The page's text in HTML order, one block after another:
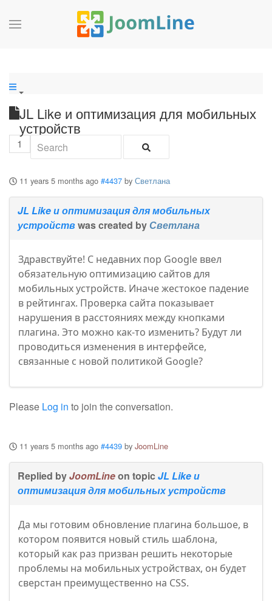
JL Like и оптимизация для мобильных
устройств
1
11 years 5 months ago #4437 by Светлана
JL Like и оптимизация для мобильных
устройствwas created byСветлана
Здравствуйте! С недавних пор Google ввел
обязательную оптимизацию сайтов для
мобильных устройств. Иначе жестокое падение
в рейтингах. Проверка сайта показывает
нарушения в расстояниях между кнопками
плагина. Это можно как-то изменить? Будут ли
проводиться изменения в интерфейсе,
связанные с новой политикой Google?
Please Log in to join the conversation.
11 years 5 months ago #4439 by JoomLine
Replied byJoomLineon topic JL Like и
оптимизация для мобильных устройств
Да мы готовим обновление плагина большое, в
котором появится новый стиль шаблона,
который как раз призван решить некоторые
проблемы на мобильных устройствах, он будет
сверстан преимущественно на CSS.